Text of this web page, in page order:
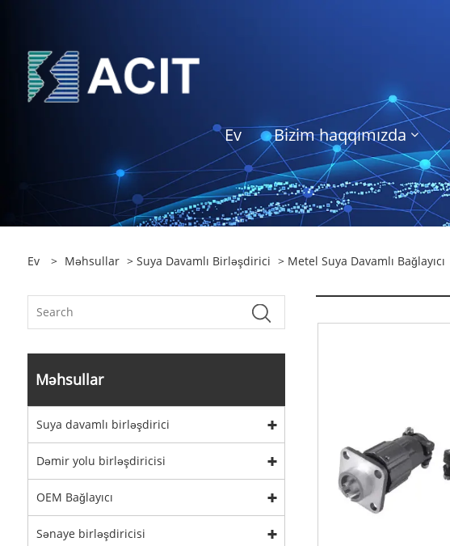
Ev Bizim haqqımızda
Ev > Məhsullar > Suya Davamlı Birləşdirici > Metel Suya Davamlı Bağlayıcı
Məhsullar
Suya davamlı birləşdirici
Dəmir yolu birləşdiricisi
OEM Bağlayıcı
Sənaye birləşdiricisi